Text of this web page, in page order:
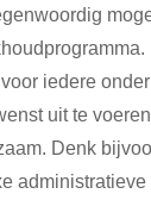
iedere
uit te
Denk